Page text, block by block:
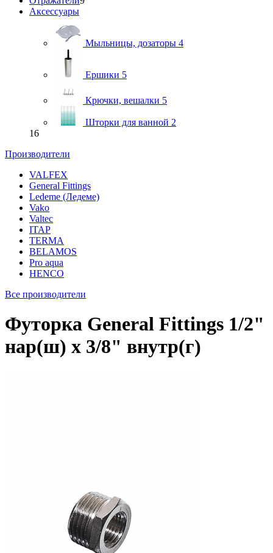
Аксессуары
Мыльницы, дозаторы 4
Ершики 5
Крючки, вешалки 5
Шторки для ванной 2
16
Производители
VALFEX
General Fittings
Ledeme (Ледеме)
Vako
Valtec
ITAP
TERMA
BELAMOS
Pro aqua
HENCO
Все производители
Футорка General Fittings 1/2"
нар(ш) х 3/8" внутр(г)